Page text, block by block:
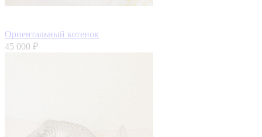
Ориентальный котенок
45 000 ₽